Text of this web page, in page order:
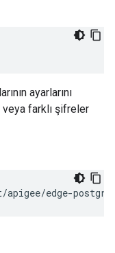
ayarlarını
farklı şifreler
apigee/edge-